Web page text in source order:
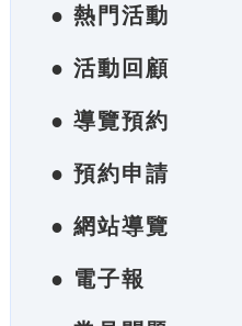
● 熱門活動
● 活動回顧
● 導覽預約
● 預約申請
● 網站導覽
● 電子報